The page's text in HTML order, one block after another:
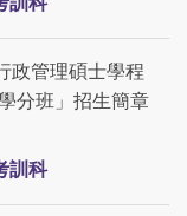
政管理碩士學程
分班」招生簡章
訓科